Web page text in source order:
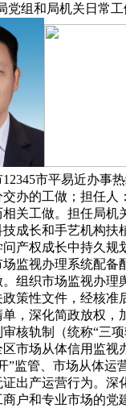
党组和局机关日常
市平易近办
办的工做；担任
关工做。担任局
成长和手艺机构
产权成长中持久
视办理系统配
组织市场监视办
策性文件，经核
，深化简政放权
核轨制（统称“
市场从体信用监
监管、市场从体
出产运营行为。
户和专业市场的